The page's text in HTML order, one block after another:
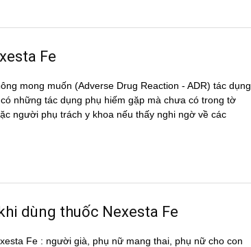
Fe
mong muốn (Adverse Drug Reaction - ADR) tác dụng
những tác dụng phụ hiếm gặp mà chưa có trong tờ
người phụ trách y khoa nếu thấy nghi ngờ về các
dùng thuốc Nexesta Fe
Fe : người già, phụ nữ mang thai, phụ nữ cho con